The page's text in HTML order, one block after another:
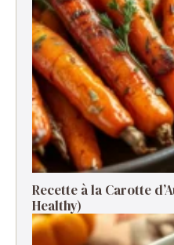
Recette à la Carotte
Healthy)